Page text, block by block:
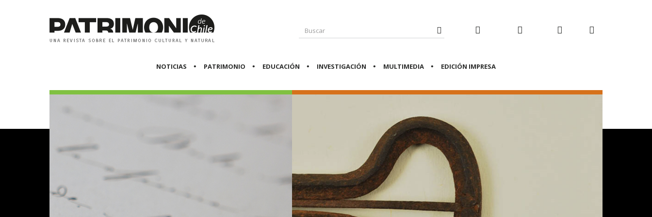
NOTICIAS PATRIMONIO EDUCACIÓN INVESTIGACIÓN MULTIMEDIA EDICIÓN IMPRESA